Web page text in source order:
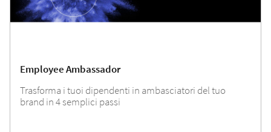
Employee Ambassador
Trasforma i tuoi dipendenti in ambasciatori del tuo
brand in 4 semplici passi